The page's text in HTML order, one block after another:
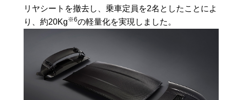
リヤシートを撤去し、乗車定員を2名としたことによ
り、約20Kg※6の軽量化を実現しました。